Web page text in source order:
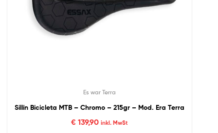
Es war Terra
Sillín Bicicleta MTB – Chromo – 215gr – Mod. Era Terra
€ 139,90 inkl. MwSt